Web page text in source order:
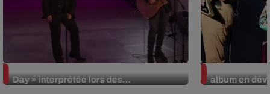
Day » interprétée lors des...
album en